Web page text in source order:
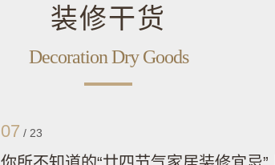
装修干货
Decoration Dry Goods
07 / 23